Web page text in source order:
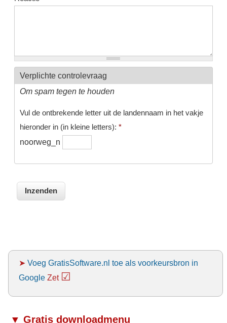
Verplichte controlevraag
Om spam tegen te houden
Vul de ontbrekende letter uit de landennaam in het vakje
hieronder in (in kleine letters): *
noorweg_n
➤ Voeg GratisSoftware.nl toe als voorkeursbron in
Google Zet ☑
▼ Gratis downloadmenu